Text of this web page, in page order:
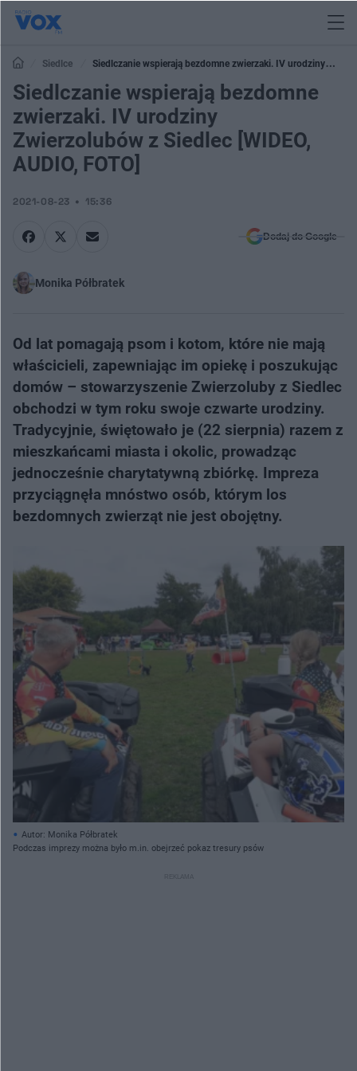
Siedlce
Siedlczanie wspierają bezdomne zwierzaki. IV urodziny
Zwierzolubów z Siedlec [WIDEO, AUDIO, FOTO]
Siedlczanie wspierają bezdomne
zwierzaki. IV urodziny
Zwierzolubów z Siedlec [WIDEO,
AUDIO, FOTO]
2021-08-23 15:36
Dodaj do Google
Monika Półbratek
Od lat pomagają psom i kotom, które nie mają
właścicieli, zapewniając im opiekę i poszukując
domów – stowarzyszenie Zwierzoluby z Siedlec
obchodzi w tym roku swoje czwarte urodziny.
Tradycyjnie, świętowało je (22 sierpnia) razem z
mieszkańcami miasta i okolic, prowadząc
jednocześnie charytatywną zbiórkę. Impreza
przyciągnęła mnóstwo osób, którym los
bezdomnych zwierząt nie jest obojętny.
Autor: Monika Półbratek
Podczas imprezy można było m.in. obejrzeć pokaz tresury psów